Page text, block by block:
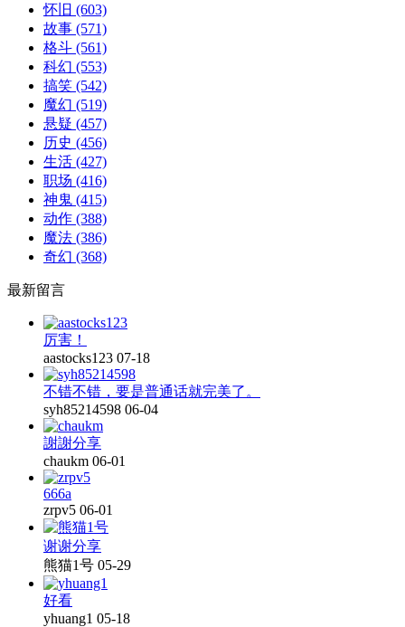
怀旧 (603)
故事 (571)
格斗 (561)
科幻 (553)
搞笑 (542)
魔幻 (519)
悬疑 (457)
历史 (456)
生活 (427)
职场 (416)
神鬼 (415)
动作 (388)
魔法 (386)
奇幻 (368)
最新留言
厉害！
aastocks123 07-18
不错不错，要是普通话就完美了。
syh85214598 06-04
謝謝分享
chaukm 06-01
666a
zrpv5 06-01
谢谢分享
熊猫1号 05-29
好看
yhuang1 05-18